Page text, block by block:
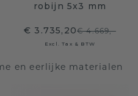
robijn 5x3 mm
€ 3.735,20€ 4.669,-
Excl. Tax & BTW
en eerlijke materialen